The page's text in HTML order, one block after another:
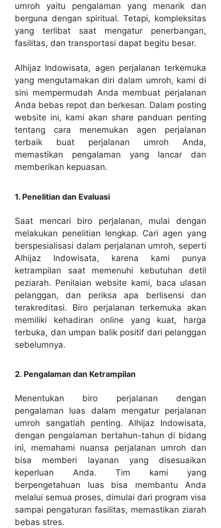
umroh yaitu pengalaman yang menarik dan
berguna dengan spiritual. Tetapi, kompleksitas
yang terlibat saat mengatur penerbangan,
fasilitas, dan transportasi dapat begitu besar.
Alhijaz Indowisata, agen perjalanan terkemuka
yang mengutamakan diri dalam umroh, kami di
sini mempermudah Anda membuat perjalanan
Anda bebas repot dan berkesan. Dalam posting
website ini, kami akan share panduan penting
tentang cara menemukan agen perjalanan
terbaik buat perjalanan umroh Anda,
memastikan pengalaman yang lancar dan
memberikan kepuasan.
1. Penelitian dan Evaluasi
Saat mencari biro perjalanan, mulai dengan
melakukan penelitian lengkap. Cari agen yang
berspesialisasi dalam perjalanan umroh, seperti
Alhijaz Indowisata, karena kami punya
ketrampilan saat memenuhi kebutuhan detil
peziarah. Penilaian website kami, baca ulasan
pelanggan, dan periksa apa berlisensi dan
terakreditasi. Biro perjalanan terkemuka akan
memiliki kehadiran online yang kuat, harga
terbuka, dan umpan balik positif dari pelanggan
sebelumnya.
2. Pengalaman dan Ketrampilan
Menentukan biro perjalanan dengan
pengalaman luas dalam mengatur perjalanan
umroh sangatlah penting. Alhijaz Indowisata,
dengan pengalaman bertahun-tahun di bidang
ini, memahami nuansa perjalanan umroh dan
bisa memberi layanan yang disesuaikan
keperluan Anda. Tim kami yang
berpengetahuan luas bisa membantu Anda
melalui semua proses, dimulai dari program visa
sampai pengaturan fasilitas, memastikan ziarah
bebas stres.